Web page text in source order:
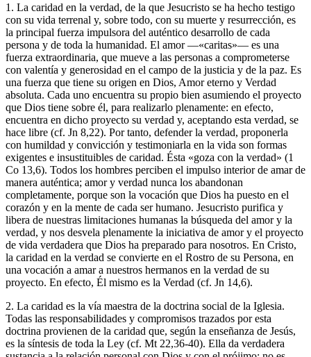
1. La caridad en la verdad, de la que Jesucristo se ha hecho testigo
con su vida terrenal y, sobre todo, con su muerte y resurrección, es
la principal fuerza impulsora del auténtico desarrollo de cada
persona y de toda la humanidad. El amor —«caritas»— es una
fuerza extraordinaria, que mueve a las personas a comprometerse
con valentía y generosidad en el campo de la justicia y de la paz. Es
una fuerza que tiene su origen en Dios, Amor eterno y Verdad
absoluta. Cada uno encuentra su propio bien asumiendo el proyecto
que Dios tiene sobre él, para realizarlo plenamente: en efecto,
encuentra en dicho proyecto su verdad y, aceptando esta verdad, se
hace libre (cf. Jn 8,22). Por tanto, defender la verdad, proponerla
con humildad y convicción y testimoniarla en la vida son formas
exigentes e insustituibles de caridad. Ésta «goza con la verdad» (1
Co 13,6). Todos los hombres perciben el impulso interior de amar de
manera auténtica; amor y verdad nunca los abandonan
completamente, porque son la vocación que Dios ha puesto en el
corazón y en la mente de cada ser humano. Jesucristo purifica y
libera de nuestras limitaciones humanas la búsqueda del amor y la
verdad, y nos desvela plenamente la iniciativa de amor y el proyecto
de vida verdadera que Dios ha preparado para nosotros. En Cristo,
la caridad en la verdad se convierte en el Rostro de su Persona, en
una vocación a amar a nuestros hermanos en la verdad de su
proyecto. En efecto, Él mismo es la Verdad (cf. Jn 14,6).
2. La caridad es la vía maestra de la doctrina social de la Iglesia.
Todas las responsabilidades y compromisos trazados por esta
doctrina provienen de la caridad que, según la enseñanza de Jesús,
es la síntesis de toda la Ley (cf. Mt 22,36-40). Ella da verdadera